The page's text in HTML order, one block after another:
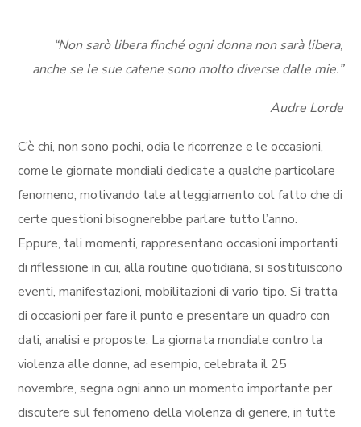
“Non sarò libera finché ogni donna non sarà libera,
anche se le sue catene sono molto diverse dalle mie.”
Audre Lorde
C’è chi, non sono pochi, odia le ricorrenze e le occasioni,
come le giornate mondiali dedicate a qualche particolare
fenomeno, motivando tale atteggiamento col fatto che di
certe questioni bisognerebbe parlare tutto l’anno.
Eppure, tali momenti, rappresentano occasioni importanti
di riflessione in cui, alla routine quotidiana, si sostituiscono
eventi, manifestazioni, mobilitazioni di vario tipo. Si tratta
di occasioni per fare il punto e presentare un quadro con
dati, analisi e proposte. La giornata mondiale contro la
violenza alle donne, ad esempio, celebrata il 25
novembre, segna ogni anno un momento importante per
discutere sul fenomeno della violenza di genere, in tutte